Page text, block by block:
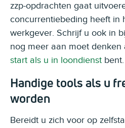
zzp-opdrachten gaat
concurrentiebeding heeft in
werkgever. Schrijf u ook in
nog meer aan moet denken
start als u in loondienst bent.
Handige tools als u
worden
Bereidt u zich voor op